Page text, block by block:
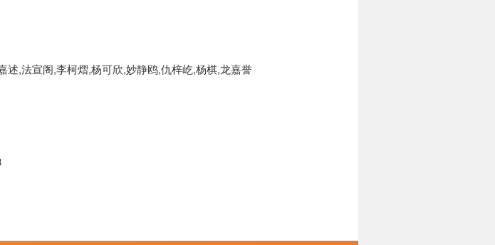
述,法宣阁,李柯熠,杨可欣,妙静鸥,仇梓屹,杨棋,龙嘉誉